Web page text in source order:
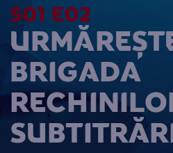
S01 E02
BRIGADA